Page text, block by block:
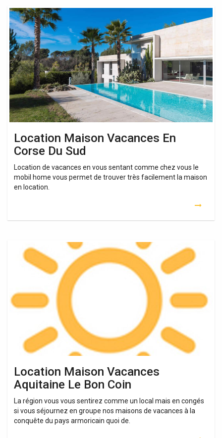
Location Maison Vacances En
Corse Du Sud
Location de vacances en vous sentant comme chez vous le
mobil home vous permet de trouver très facilement la maison
en location.
Location
Maison
Vacances
En
Corse
Du
Sud
Location Maison Vacances
Aquitaine Le Bon Coin
La région vous vous sentirez comme un local mais en congés
si vous séjournez en groupe nos maisons de vacances à la
conquête du pays armoricain quoi de.
Maison
Vacances
Bon
Coin